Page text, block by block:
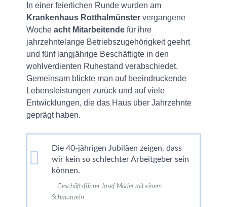
In einer feierlichen Runde wurden am
Krankenhaus Rotthalmünster vergangene
Woche acht Mitarbeitende für ihre
jahrzehntelange Betriebszugehörigkeit geehrt
und fünf langjährige Beschäftigte in den
wohlverdienten Ruhestand verabschiedet.
Gemeinsam blickte man auf beeindruckende
Lebensleistungen zurück und auf viele
Entwicklungen, die das Haus über Jahrzehnte
geprägt haben.
Die 40-jährigen Jubiläen zeigen, dass
wir kein so schlechter Arbeitgeber sein
können.
Geschäftsführer Josef Mader mit einem
Schmunzeln